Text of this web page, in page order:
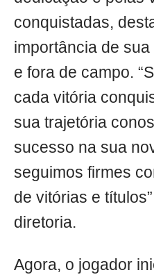
conquistadas,
importância de
e fora de campo.
cada vitória
sua trajetória
sucesso na sua
seguimos firmes
de vitórias e
diretoria.
Agora, o jogador